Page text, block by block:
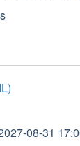
08-31